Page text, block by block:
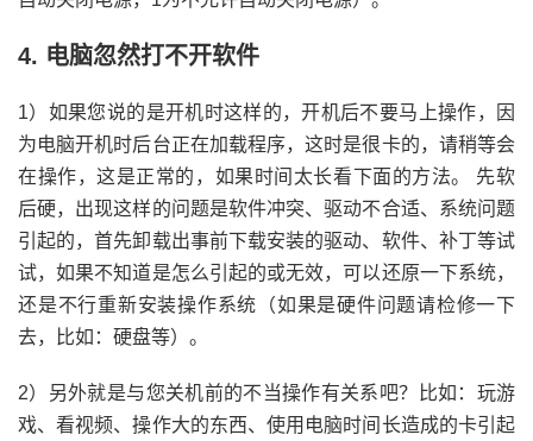
4. 电脑忽然打不开软件
1）如果您说的是开机时这样的，开机后不要马上操作，因
为电脑开机时后台正在加载程序，这时是很卡的，请稍等会
在操作，这是正常的，如果时间太长看下面的方法。 先软
后硬，出现这样的问题是软件冲突、驱动不合适、系统问题
引起的，首先卸载出事前下载安装的驱动、软件、补丁等试
试，如果不知道是怎么引起的或无效，可以还原一下系统，
还是不行重新安装操作系统（如果是硬件问题请检修一下
去，比如：硬盘等）。
2）另外就是与您关机前的不当操作有关系吧？比如：玩游
戏、看视频、操作大的东西、使用电脑时间长造成的卡引起